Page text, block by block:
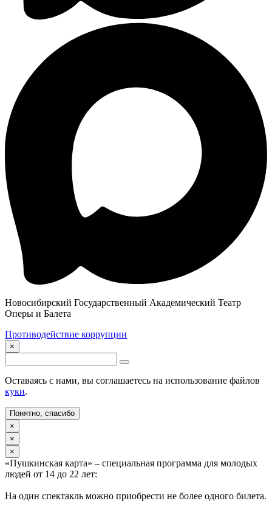
Новосибирский Государственный Академический Театр
Оперы и Балета
Противодействие коррупции
×
Оставаясь с нами, вы соглашаетесь на использование файлов
куки.
Понятно, спасибо
×
×
×
«Пушкинская карта» – специальная программа для молодых
людей от 14 до 22 лет:
На один спектакль можно приобрести не более одного билета.